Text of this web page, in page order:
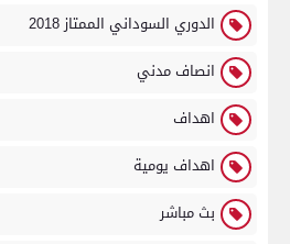
الدوري السوداني الممتاز 2018
انصاف مدني
اهداف
اهداف يومية
بث مباشر